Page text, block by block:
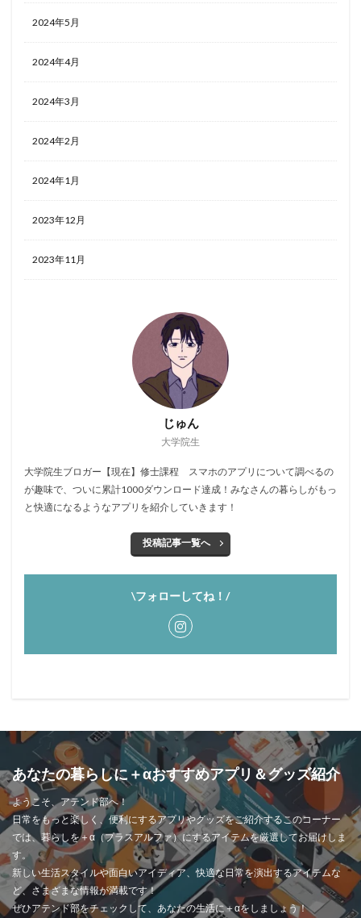
2024年5月
2024年4月
2024年3月
2024年2月
2024年1月
2023年12月
2023年11月
じゅん
大学院生
大学院生ブロガー【現在】修士課程 スマホのアプリについて調べるの
が趣味で、ついに累計1000ダウンロード達成！みなさんの暮らしがもっ
と快適になるようなアプリを紹介していきます！
投稿記事一覧へ
\フォローしてね！/
あなたの暮らしに＋αおすすめアプリ＆グッズ紹介
ようこそ、アテンド部へ！
日常をもっと楽しく、便利にするアプリやグッズをご紹介するこのコーナー
では、暮らしを＋α（プラスアルファ）にするアイテムを厳選してお届けしま
す。
新しい生活スタイルや面白いアイディア、快適な日常を演出するアイテムな
ど、さまざまな情報が満載です！
ぜひアテンド部をチェックして、あなたの生活に＋αをしましょう！